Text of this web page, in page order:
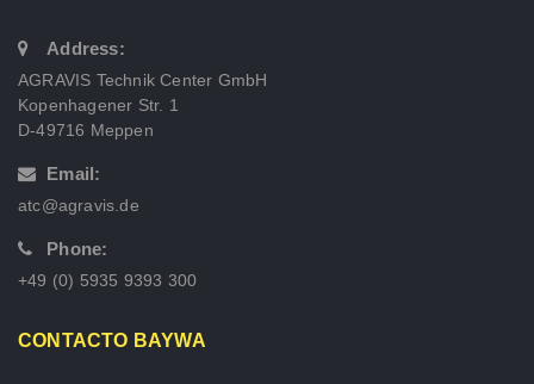
Address:
AGRAVIS Technik Center GmbH
Kopenhagener Str. 1
D-49716 Meppen
Email:
atc@agravis.de
Phone:
+49 (0) 5935 9393 300
CONTACTO BAYWA